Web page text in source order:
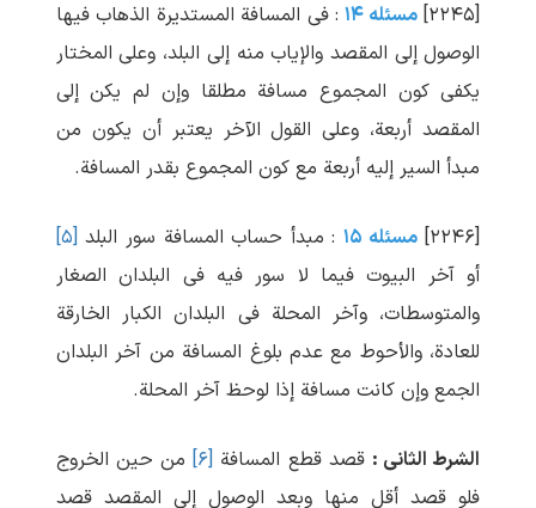
[۲۲۴۵] مسئله ۱۴
: فی المسافة المستدیرة الذهاب فیها
الوصول إلی المقصد والإیاب منه إلی البلد، وعلی المختار
یکفی کون المجموع مسافة مطلقا وإن لم یکن إلی
المقصد أربعة، وعلی القول الآخر یعتبر أن یکون من
مبدأ السیر إلیه أربعة مع کون المجموع بقدر المسافة.
[۲۲۴۶] مسئله ۱۵ : مبدأ حساب المسافة سور البلد [۵]
أو آخر البیوت فیما لا سور فیه فی البلدان الصغار
والمتوسطات، وآخر المحلة فی البلدان الکبار الخارقة
للعادة، والأحوط مع عدم بلوغ المسافة من آخر البلدان
الجمع وإن کانت مسافة إذا لوحظ آخر المحلة.
الشرط الثانی : قصد قطع المسافة [۶] من حین الخروج
فلو قصد أقل منها وبعد الوصول إلی المقصد قصد